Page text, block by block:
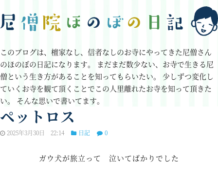
このブログは、檀家なし、信者なしのお寺にやってきた尼僧さん
のほのぼの日記になります。 まだまだ数少ない、お寺で生きる尼
僧という生き方があることを知ってもらいたい。
少しずつ変化し
ていくお寺を観て頂くことでこの人里離れたお寺を知って頂きた
い。 そんな思いで書いてます。
ペットロス
2025年3月30日 22:14 日記 0
ガウ犬が旅立って 泣いてばかりでした